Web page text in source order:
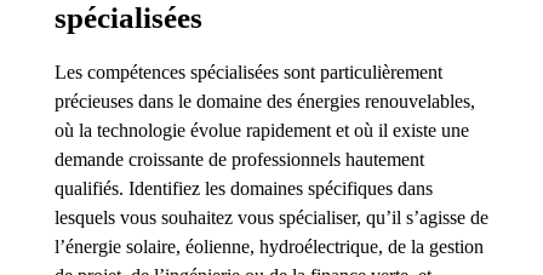
spécialisées
Les compétences spécialisées sont particulièrement
précieuses dans le domaine des énergies renouvelables,
où la technologie évolue rapidement et où il existe une
demande croissante de professionnels hautement
qualifiés. Identifiez les domaines spécifiques dans
lesquels vous souhaitez vous spécialiser, qu’il s’agisse de
l’énergie solaire, éolienne, hydroélectrique, de la gestion